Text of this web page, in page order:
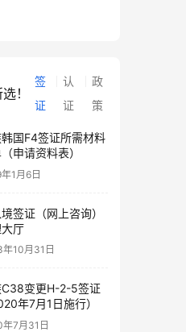
！
签
证
认
证
政
策
国F4签证所需材料
申请资料表）
1月6日
签证（网上咨询）
厅
10月31日
C38变更H-2-5签证
年7月1日施行）
7月31日